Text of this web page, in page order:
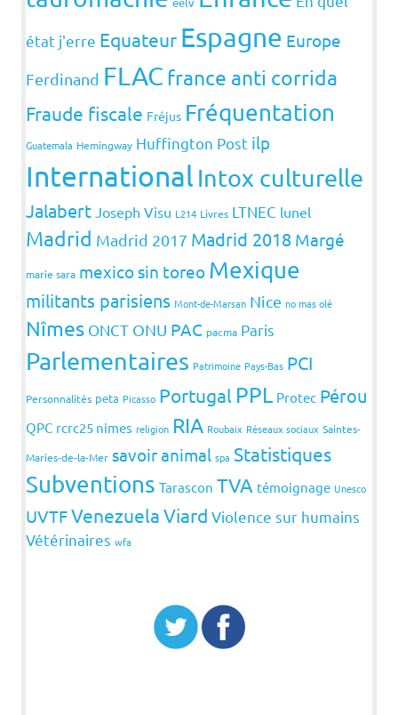
état j'erre Equateur Espagne Europe
Ferdinand FLAC france anti corrida
Fraude fiscale Fréjus Fréquentation
Guatemala Hemingway Huffington Post ilp
International Intox culturelle
Jalabert Joseph Visu L214 Livres LTNEC lunel
Madrid Madrid 2017 Madrid 2018 Margé
marie sara mexico sin toreo Mexique
militants parisiens Mont-de-Marsan Nice no mas olé
Nîmes ONCT ONU PAC pacma Paris
Parlementaires Patrimoine Pays-Bas PCI
Personnalités peta Picasso Portugal PPL Protec Pérou
QPC rcrc25 nimes religion RIA Roubaix Réseaux sociaux Saintes-
Maries-de-la-Mer savoir animal spa Statistiques
Subventions Tarascon TVA témoignage Unesco
UVTFVenezuelaViard Violence sur humains
Vétérinaires wfa